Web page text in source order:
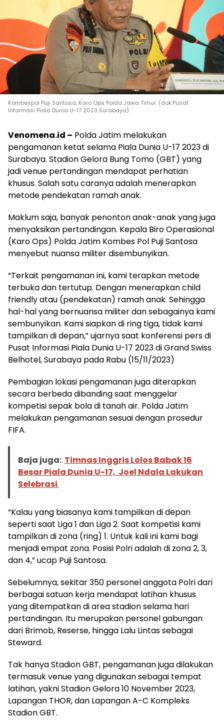
Kombespol Puji Santosa, Karo Ops Polda Jawa Timur. (dok.Pusat
Informasi Piala Dunia U-17 2023 Surabaya)
Venomena.id – Polda Jatim melakukan
pengamanan ketat selama Piala Dunia U-17 2023 di
Surabaya. Stadion Gelora Bung Tomo (GBT) yang
jadi venue pertandingan mendapat perhatian
khusus. Salah satu caranya adalah menerapkan
metode pendekatan ramah anak.
Maklum saja, banyak penonton anak-anak yang juga
menyaksikan pertandingan. Kepala Biro Operasional
(Karo Ops) Polda Jatim Kombes Pol Puji Santosa
menyebut nuansa militer disembunyikan.
“Terkait pengamanan ini, kami terapkan metode
terbuka dan tertutup. Dengan menerapkan child
friendly atau (pendekatan) ramah anak. Sehingga
hal-hal yang bernuansa militer dan sebagainya kami
sembunyikan. Kami siapkan di ring tiga, tidak kami
tampilkan di depan,” ujarnya saat konferensi pers di
Pusat Informasi Piala Dunia U-17 2023 di Grand Swiss
Belhotel, Surabaya pada Rabu (15/11/2023)
Pembagian lokasi pengamanan juga diterapkan
secara berbeda dibanding saat menggelar
kompetisi sepak bola di tanah air. Polda Jatim
melakukan pengamanan sesuai dengan prosedur
FIFA.
Baja juga: Timnas Inggris Lolos Babak 16
Besar Piala Dunia U-17, Joel Ndala Lakukan
Selebrasi
“Kalau yang biasanya kami tampilkan di depan
seperti saat Liga 1 dan Liga 2. Saat kompetisi kami
tampilkan di zona (ring) 1. Untuk kali ini kami bagi
menjadi empat zona. Posisi Polri adalah di zona 2, 3,
dan 4,” ucap Puji Santosa.
Sebelumnya, sekitar 350 personel anggota Polri dari
berbagai satuan kerja mendapat latihan khusus
yang ditempatkan di area stadion selama hari
pertandingan. Itu merupakan personel gabungan
dari Brimob, Reserse, hingga Lalu Lintas sebagai
Steward.
Tak hanya Stadion GBT, pengamanan juga dilakukan
termasuk venue yang digunakan sebagai tempat
latihan, yakni Stadion Gelora 10 November 2023,
Lapangan THOR, dan Lapangan A-C Kompleks
Stadion GBT.